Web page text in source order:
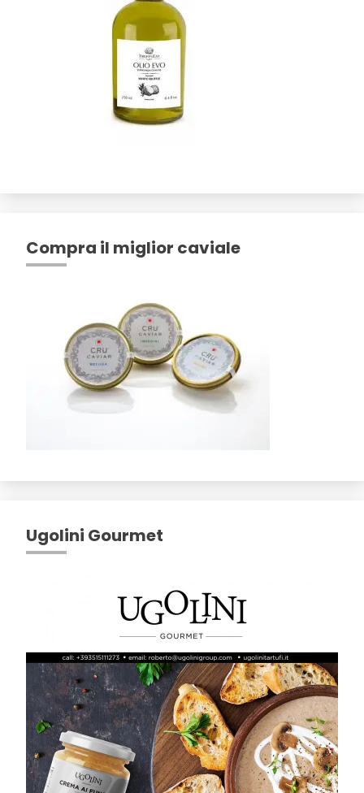
Compra il miglior caviale
Ugolini Gourmet